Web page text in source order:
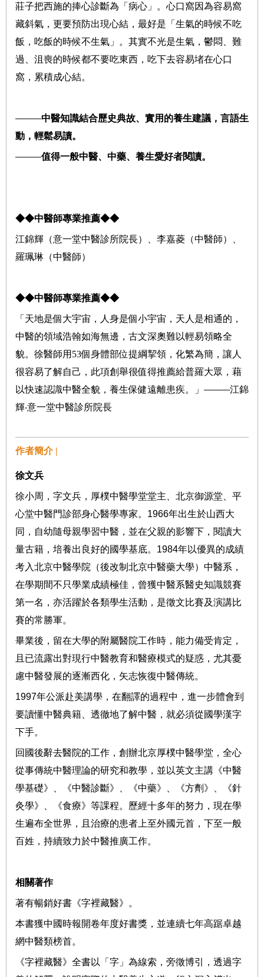
莊子把西施的捧心診斷為「病心」。心口窩因為容易窩
藏斜氣，更要預防出現心結，最好是「生氣的時候不吃
飯，吃飯的時候不生氣」。其實不光是生氣，鬱悶、難
過、沮喪的時候都不要吃東西，吃下去容易堵在心口
窩，累積成心結。
────中醫知識結合歷史典故、實用的養生建議，言語生
動，輕鬆易讀。
────值得一般中醫、中藥、養生愛好者閱讀。
◆◆中醫師專業推薦◆◆
江錦輝（意一堂中醫診所院長）、李嘉菱（中醫師）、
羅珮琳（中醫師）
◆◆中醫師專業推薦◆◆
「天地是個大宇宙，人身是個小宇宙，天人是相通的，
中醫的領域浩翰如海無邊，古文深奧難以輕易領略全
貌。徐醫師用53個身體部位提綱挈領，化繁為簡，讓人
很容易了解自己，此項創舉很值得推薦給普羅大眾，藉
以快速認識中醫全貌，養生保健遠離患疾。」 ────江錦
輝‧意一堂中醫診所院長
作者簡介 |
徐文兵
徐小周，字文兵，厚樸中醫學堂堂主、北京御源堂、平
心堂中醫門診部身心醫學專家。 1966年出生於山西大
同，自幼隨母親學習中醫，並在父親的影響下，閱讀大
量古籍，培養出良好的國學基底。 1984年以優異的成績
考入北京中醫學院（後改制北京中醫藥大學）中醫系，
在學期間不只學業成績極佳，曾獲中醫系醫史知識競賽
第一名，亦活躍於各類學生活動，是徵文比賽及演講比
賽的常勝軍。
畢業後，留在大學的附屬醫院工作時，能力備受肯定，
且已流露出對現行中醫教育和醫療模式的疑惑，尤其憂
慮中醫發展的逐漸西化，矢志恢復中醫傳統。
1997年公派赴美講學，在翻譯的過程中，進一步體會到
要讀懂中醫典籍、透徹地了解中醫，就必須從國學漢字
下手。
回國後辭去醫院的工作，創辦北京厚樸中醫學堂，全心
從事傳統中醫理論的研究和教學，並以英文主講《中醫
學基礎》、《中醫診斷》、《中藥》、《方劑》、《針
灸學》、《食療》等課程。歷經十多年的努力，現在學
生遍布全世界，且治療的患者上至外國元首，下至一般
百姓，持續致力於中醫推廣工作。
相關著作
著有暢銷好書《字裡藏醫》。
本書獲中國時報開卷年度好書獎，並連續七年高踞卓越
網中醫類榜首。
《字裡藏醫》全書以「字」為線索，旁徵博引，透過字